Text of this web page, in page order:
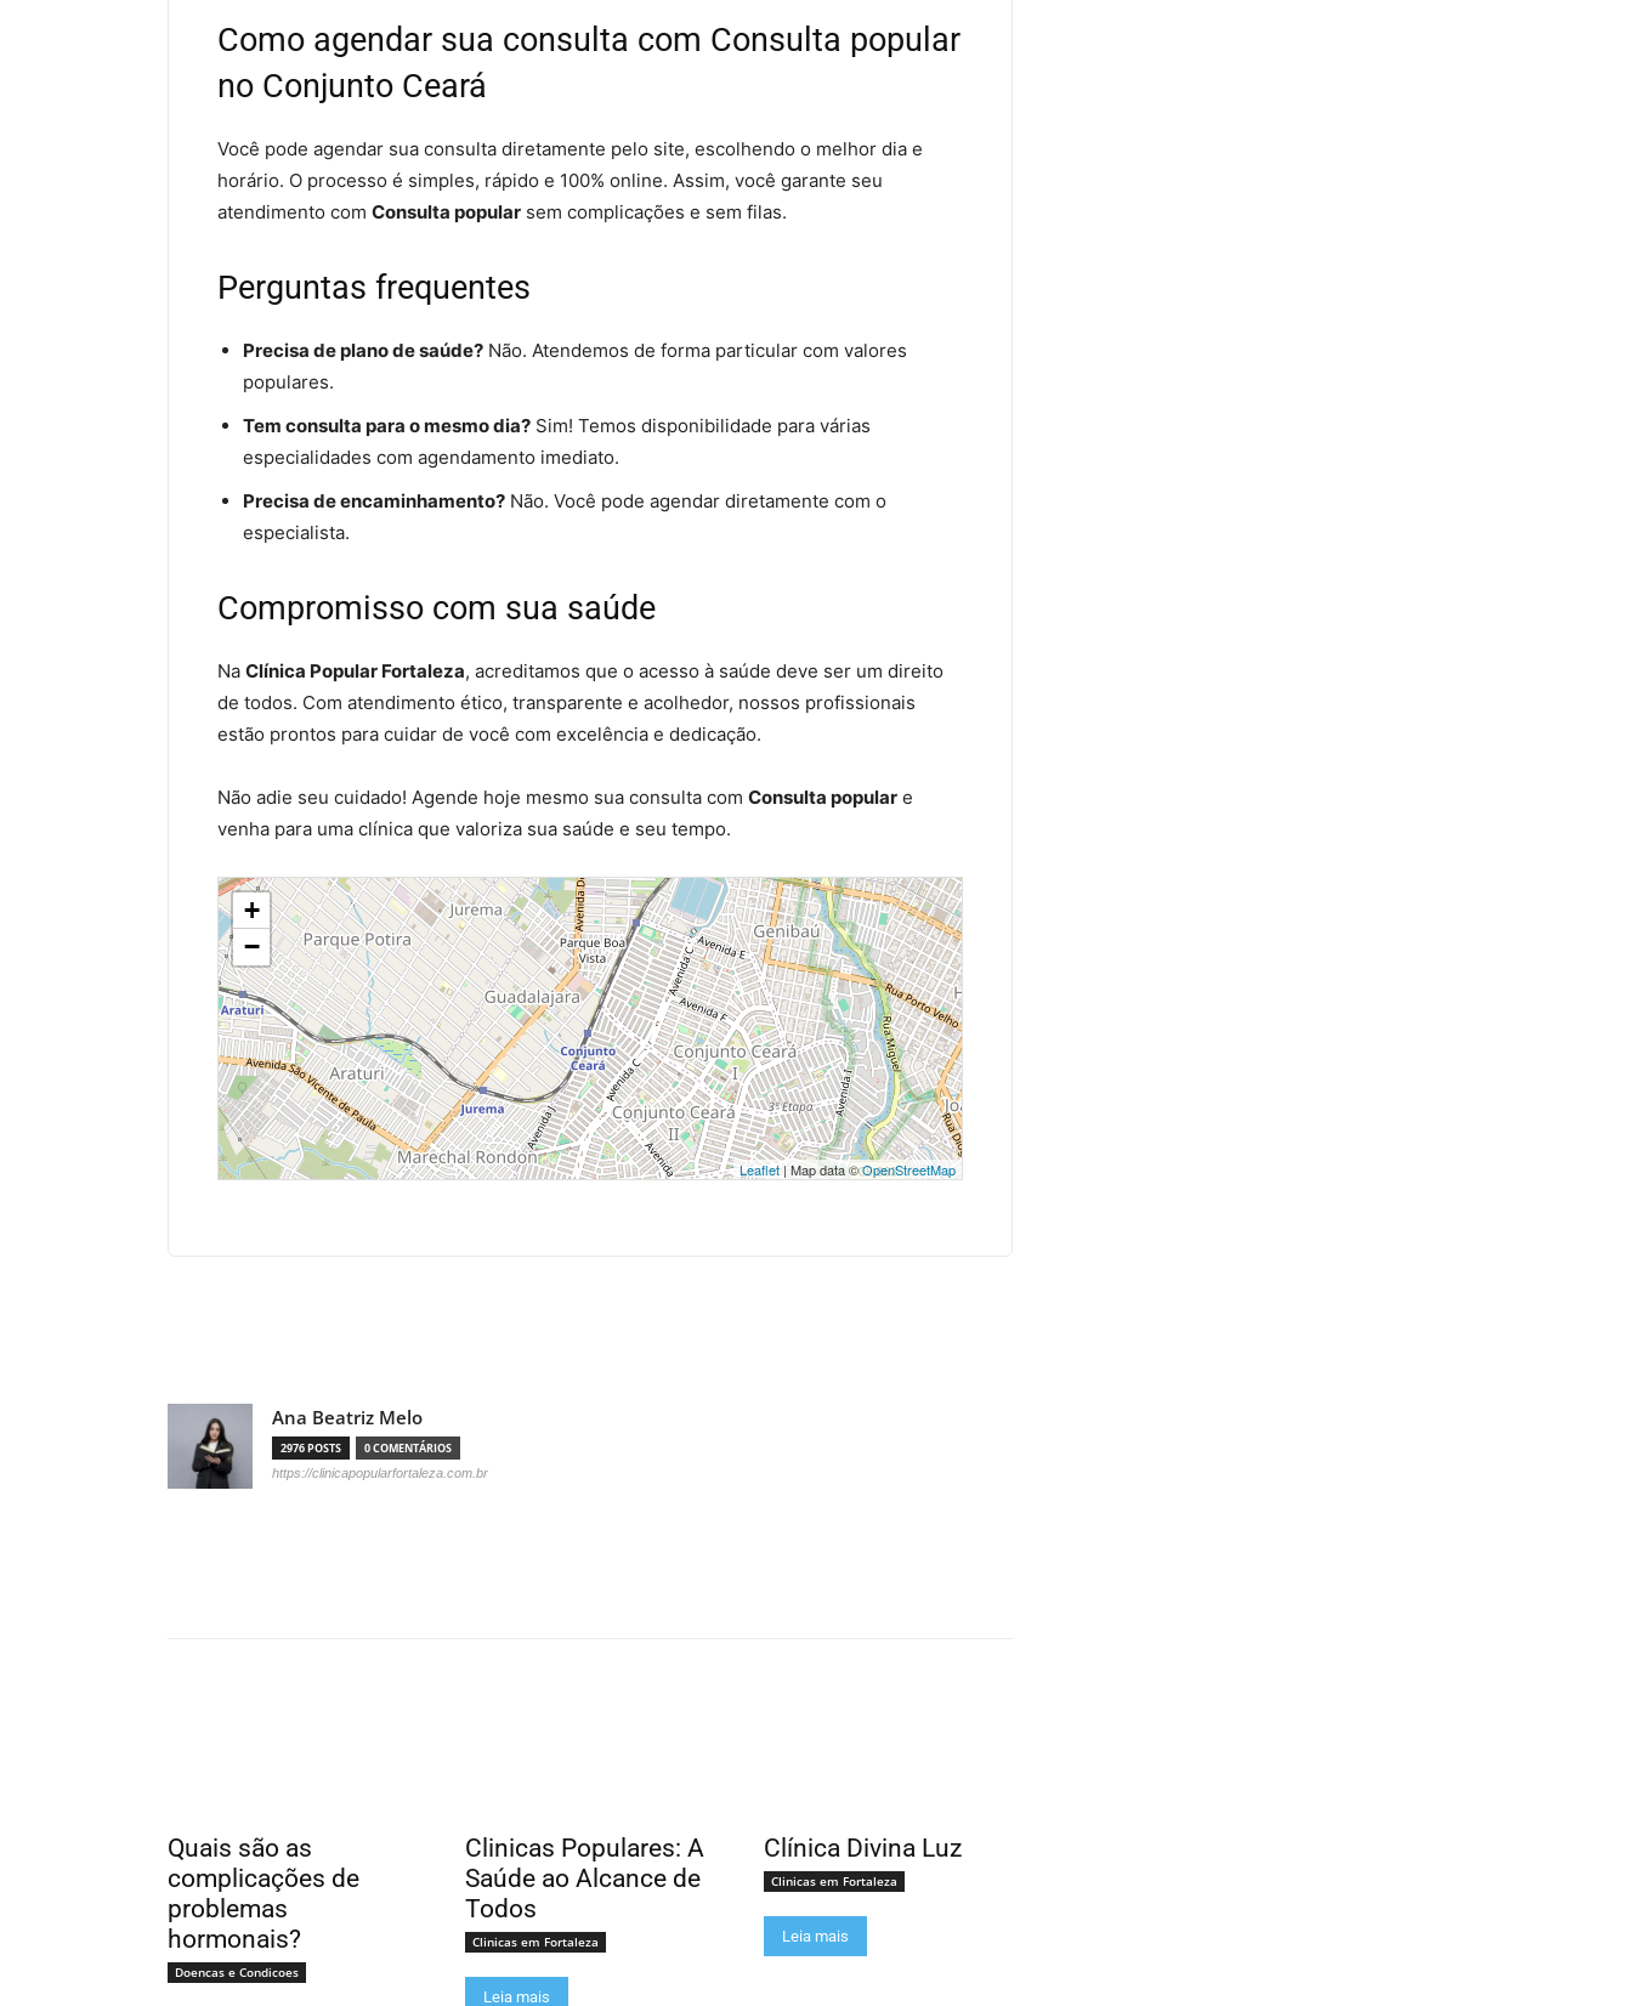
Como agendar sua consulta com Consulta popular
no Conjunto Ceará
Você pode agendar sua consulta diretamente pelo site, escolhendo o melhor dia e
horário. O processo é simples, rápido e 100% online. Assim, você garante seu
atendimento com Consulta popular sem complicações e sem filas.
Perguntas frequentes
Precisa de plano de saúde? Não. Atendemos de forma particular com valores
populares.
Tem consulta para o mesmo dia? Sim! Temos disponibilidade para várias
especialidades com agendamento imediato.
Precisa de encaminhamento? Não. Você pode agendar diretamente com o
especialista.
Compromisso com sua saúde
Na Clínica Popular Fortaleza, acreditamos que o acesso à saúde deve ser um direito
de todos. Com atendimento ético, transparente e acolhedor, nossos profissionais
estão prontos para cuidar de você com excelência e dedicação.
Não adie seu cuidado! Agende hoje mesmo sua consulta com Consulta popular e
venha para uma clínica que valoriza sua saúde e seu tempo.
+
−
Leaflet| Map data ©OpenStreetMap
Ana Beatriz Melo
2976 POSTS 0 COMENTÁRIOS
https://clinicapopularfortaleza.com.br
Quais são as
complicações de
problemas
hormonais?
Doencas e Condicoes
Clinicas Populares: A
Saúde ao Alcance de
Todos
Clinicas em Fortaleza
Leia mais
Clínica Divina Luz
Clinicas em Fortaleza
Leia mais